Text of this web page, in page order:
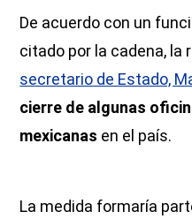
De acuerdo con un
citado por la cadena, la
secretario de Estado,
cierre de algunas
mexicanas en el país.
La medida formaría